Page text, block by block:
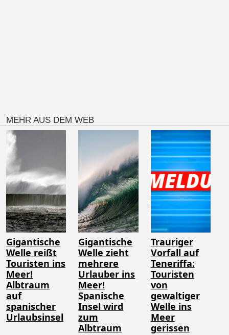
MEHR AUS DEM WEB
Gigantische
Welle reißt
Touristen ins
Meer!
Albtraum
auf
spanischer
Urlaubsinsel
Gigantische
Welle zieht
mehrere
Urlauber ins
Meer!
Spanische
Insel wird
zum
Albtraum
Trauriger
Vorfall auf
Teneriffa:
Touristen
von
gewaltiger
Welle ins
Meer
gerissen